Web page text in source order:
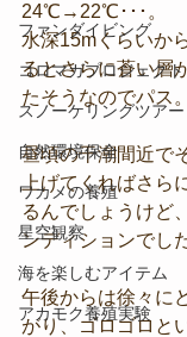
ファンダイビング
コロマガプロジェクト
スノーケリングツアー
自然環境保全
ワカメの養殖
星空観察
海を楽しむアイテム
アカモク養殖実験
24℃→22℃･･･。
水深15mくらいか
るとさらに蒼い層
たそうなのでパス。
昼頃の干潮間近で
上げてくればさら
るんでしょうけど
ンディションでし
午後からは徐々に
がり、ゴロゴロと